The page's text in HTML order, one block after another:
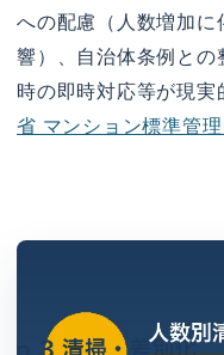
への配慮（人数増加に
響）、自治体条例との
時の即時対応等が現実
省 マンション標準管